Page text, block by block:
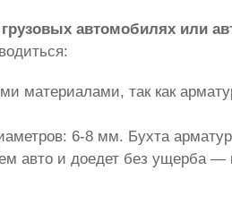
автомобилях или
материалами, так как
6-8 мм. Бухта
авто и доедет без ущерба —